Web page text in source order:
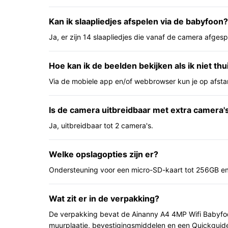
Belangrijkste voordelen
Wat je praktisch merkt zodra je de camera
Hoger detail: 4MP beeld maakt het
Betere routercompatibiliteit: dual-band wifi
netwerken, wat handig is bij drukke wifi-
Rust en bediening op afstand:
bedienen zonder naar de babykamer te
Voor wie is dit geschikt?
met hogere resolutie, nachtlicht en ingebouwde
aan een vaste camera die je via app beheert en
Voor wie is dit minder geschikt?
Als je een fysieke ouderunit met LCD wilt, is dit
monitor wordt meegeleverd; als je lokale opslag
Kan ik slaapliedjes afspelen via de babyfoon?
Ja, er zijn 14 slaapliedjes die vanaf de camera
Hoe kan ik de beelden bekijken als ik niet
Via de mobiele app en/of webbrowser kun je op
Is de camera uitbreidbaar met extra
Ja, uitbreidbaar tot 2 camera's.
Welke opslagopties zijn er?
Ondersteuning voor een micro-SD-kaart tot 256GB
Wat zit er in de verpakking?
De verpakking bevat de Ainanny A4 4MP Wifi
muurplaatje, bevestigingsmiddelen en een